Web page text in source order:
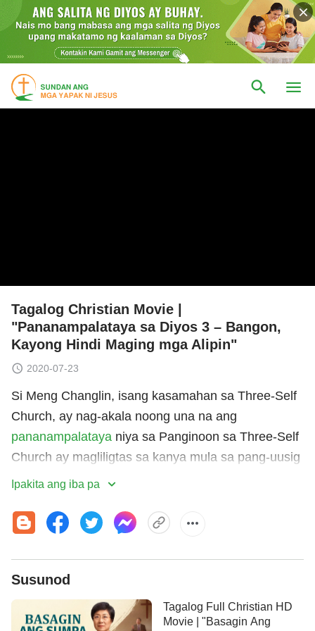
Tagalog Christian Movie |
"Pananampalataya sa Diyos 3 – Bangon,
Kayong Hindi Maging mga Alipin"
2020-07-23
Si Meng Changlin, isang kasamahan sa Three-Self
Church, ay nag-akala noong una na ang
pananampalataya niya sa Panginoon sa Three-Self
Church ay magliligtas sa kanya mula sa pang-uusig
ng CCP. Gayunpaman, pagkatapos malagay sa
CCP ang pang-uusig nito sa pananampalataya sa
relihiyon, at maging ang Three-Self Church na
pinatatakbo ng pamahalaan ay nagsisimulang
dumanas ng pagsawata at pang-uusig; marami sa
kanilang mga krus ang winawasak at mga iglesia
ang ginigiba, at nagsisimula na rin ang CCP na
Ipakita ang iba pa
Susunod
Tagalog Full Christian HD
Movie | "Basagin Ang